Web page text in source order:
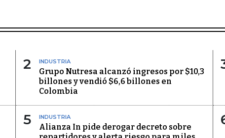
2 INDUSTRIA
Grupo Nutresa alcanzó ingresos por $10,3
billones y vendió $6,6 billones en
Colombia
5 INDUSTRIA
Alianza In pide derogar decreto sobre